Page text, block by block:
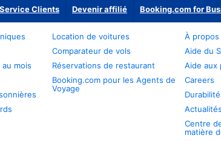
Clients Devenir affilié Booking.com for
mois
Location de voitures
Comparateur de vols
Réservations de restaurant
Booking.com pour les Agents de
Voyage
À propos
Aide du
Aide aux
Careers
Durabilité
Centre
matière